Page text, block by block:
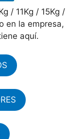
/ 11Kg / 15Kg /
en la empresa,
aquí.